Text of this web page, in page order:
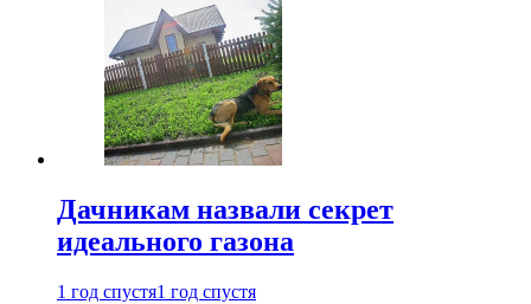
Дачникам назвали секрет
идеального газона
1 год спустя1 год спустя